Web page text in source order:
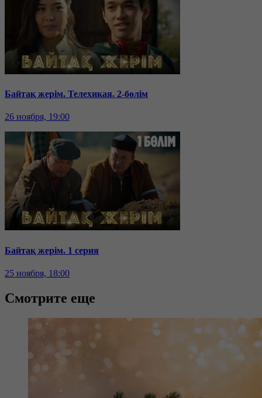
Байтақ жерім. Телехикая. 2-бөлім
26 ноября, 19:00
Байтақ жерім. 1 серия
25 ноября, 18:00
Смотрите еще